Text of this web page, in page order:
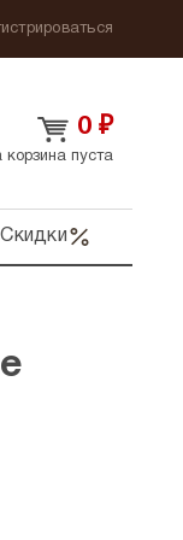
0 ₽
пуста
Скидки